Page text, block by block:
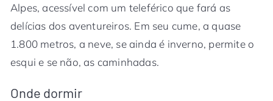
Alpes, acessível com um teleférico que fará as
delícias dos aventureiros. Em seu cume, a quase
1.800 metros, a neve, se ainda é inverno, permite o
esqui e se não, as caminhadas.
Onde dormir